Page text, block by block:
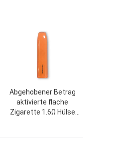
Abgehobener Betrag
aktivierte flache
Zigarette 1.6Ω Hülse